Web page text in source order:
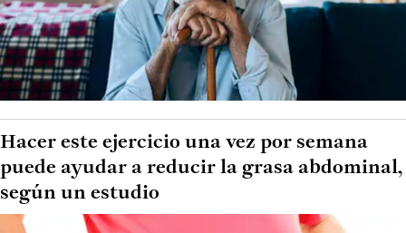
Hacer este ejercicio una vez por semana
puede ayudar a reducir la grasa abdominal,
según un estudio